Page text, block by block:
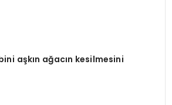
aşkın ağacın kesilmesini